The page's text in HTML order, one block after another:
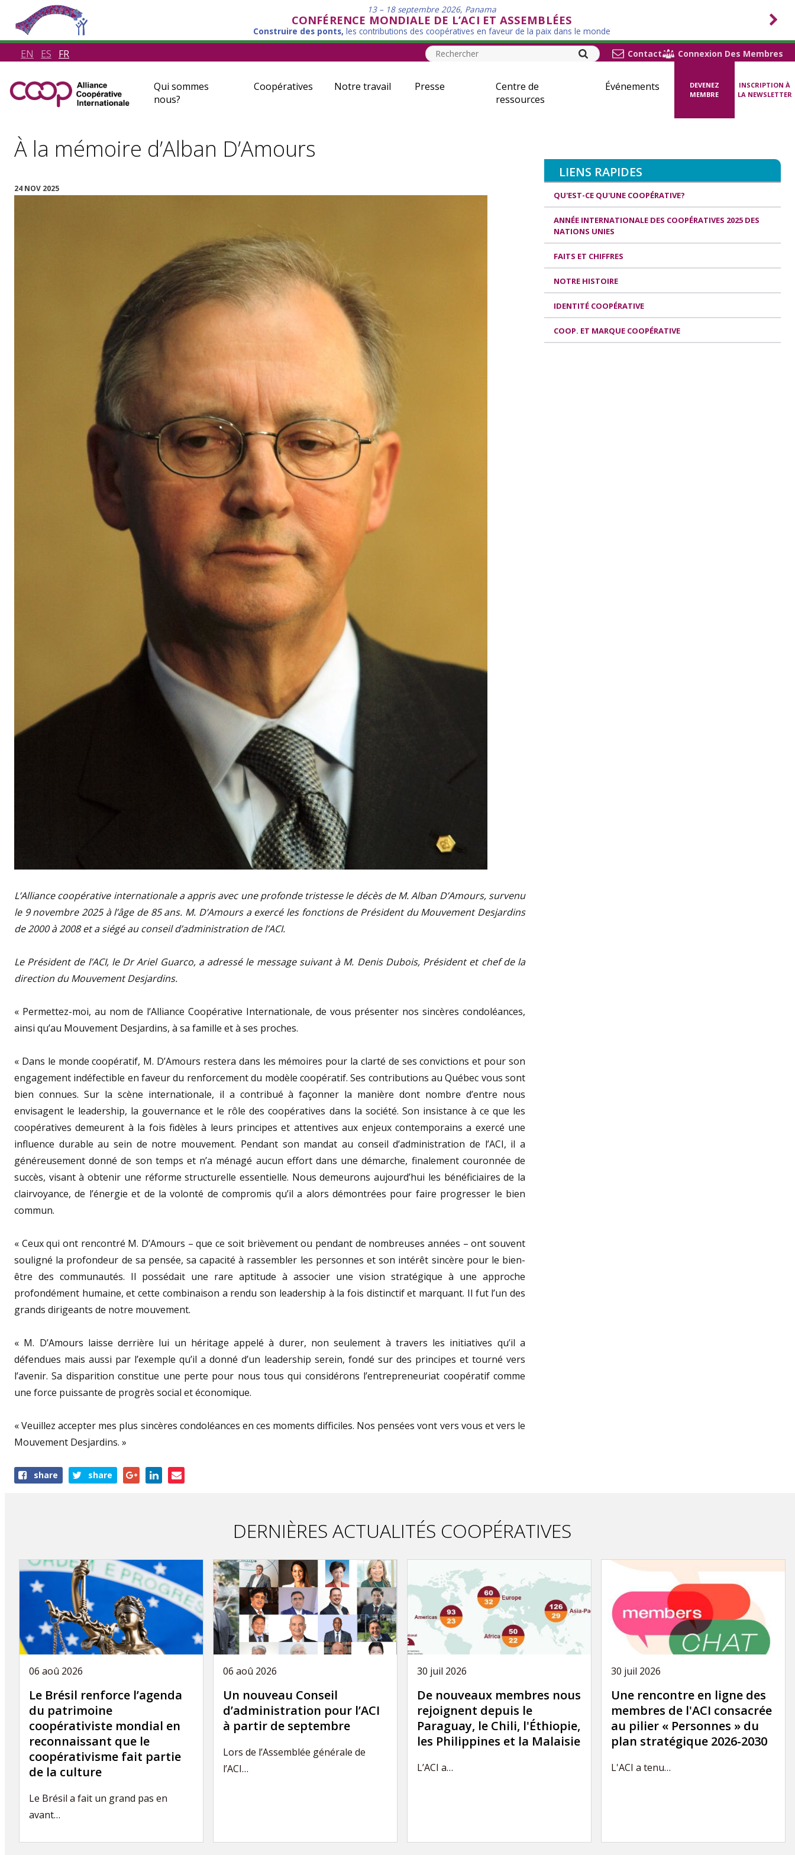
13 – 18 septembre 2026, Panama
CONFÉRENCE MONDIALE DE L’ACI ET ASSEMBLÉES
Construire des ponts, les contributions des coopératives en faveur de la paix dans le monde
EN ES FR Contact Connexion Des Membres
Qui sommes
nous?
Coopératives Notre travail Presse
Centre de
ressources
Événements
DEVENEZ
MEMBRE
INSCRIPTION À
LA NEWSLETTER
À la mémoire d’Alban D’Amours
24 NOV 2025
L’Alliance coopérative internationale a appris avec une profonde tristesse le décès de M. Alban D’Amours, survenu
le 9 novembre 2025 à l’âge de 85 ans. M. D’Amours a exercé les fonctions de Président du Mouvement Desjardins
de 2000 à 2008 et a siégé au conseil d’administration de l’ACI.
Le Président de l’ACI, le Dr Ariel Guarco, a adressé le message suivant à M. Denis Dubois, Président et chef de la
direction du Mouvement Desjardins.
« Permettez-moi, au nom de l’Alliance Coopérative Internationale, de vous présenter nos sincères condoléances,
ainsi qu’au Mouvement Desjardins, à sa famille et à ses proches.
« Dans le monde coopératif, M. D’Amours restera dans les mémoires pour la clarté de ses convictions et pour son
engagement indéfectible en faveur du renforcementdu modèle coopératif. Ses contributions au Québec vous sont
bien connues. Sur la scène internationale, il a contribué à façonner la manière dont nombre d’entre nous
envisagent le leadership, la gouvernance et le rôle des coopératives dans la société. Son insistance à ce que les
coopératives demeurent à la fois fidèles à leurs principes et attentives aux enjeux contemporains a exercé une
influence durable au sein de notre mouvement. Pendant son mandat au conseil d’administration de l’ACI, il a
généreusement donné de son temps et n’a ménagé aucun effort dans une démarche, finalement couronnée de
succès, visant à obtenir une réforme structurelle essentielle. Nous demeurons aujourd’hui les bénéficiaires de la
clairvoyance, de l’énergie et de la volonté de compromis qu’il a alors démontrées pour faire progresser le bien
commun.
« Ceux qui ont rencontré M. D’Amours – que ce soit brièvement ou pendant de nombreuses années – ont souvent
souligné la profondeur de sa pensée, sa capacité à rassembler les personnes et son intérêt sincère pour le bien-
être des communautés. Il possédait une rare aptitude à associer une vision stratégique à une approche
profondément humaine, et cette combinaison a rendu son leadership à la fois distinctif et marquant. Il fut l’un des
grands dirigeants de notre mouvement.
« M. D’Amours laisse derrière lui un héritage appelé à durer, non seulement à travers les initiatives qu’il a
défendues mais aussi par l’exemple qu’il a donné d’un leadership serein, fondé sur des principes et tourné vers
l’avenir. Sa disparition constitue une perte pour nous tous qui considérons l’entrepreneuriat coopératif comme
une force puissante de progrès social et économique.
« Veuillez accepter mes plus sincères condoléances en ces moments difficiles. Nos pensées vont vers vous et vers le
Mouvement Desjardins. »
Shareshare share
DERNIÈRES ACTUALITÉS COOPÉRATIVES
06 aoû 2026
Le Brésil renforce l’agenda
du patrimoine
coopérativiste mondial en
reconnaissant que le
coopérativisme fait partie
de la culture
Le Brésil a fait un grand pas en
avant…
06 aoû 2026
Un nouveau Conseil
d’administration pour l’ACI
à partir de septembre
Lors de l’Assemblée générale de
l’ACI…
30 juil 2026
De nouveaux membres nous
rejoignent depuis le
Paraguay, le Chili, l'Éthiopie,
les Philippines et la Malaisie
L’ACI a…
30 juil 2026
Une rencontre en ligne des
membres de l'ACI consacrée
au pilier « Personnes » du
plan stratégique 2026-2030
L'ACI a tenu…
LIENS RAPIDES
QU'EST-CE QU'UNE COOPÉRATIVE?
ANNÉE INTERNATIONALE DES COOPÉRATIVES 2025 DES
NATIONS UNIES
FAITS ET CHIFFRES
NOTRE HISTOIRE
IDENTITÉ COOPÉRATIVE
COOP. ET MARQUE COOPÉRATIVE